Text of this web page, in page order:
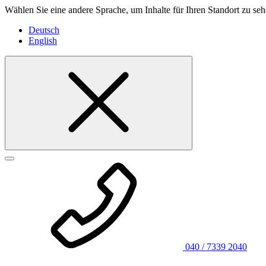
Wählen Sie eine andere Sprache, um Inhalte für Ihren Standort zu
Deutsch
English
040 / 7339 2040